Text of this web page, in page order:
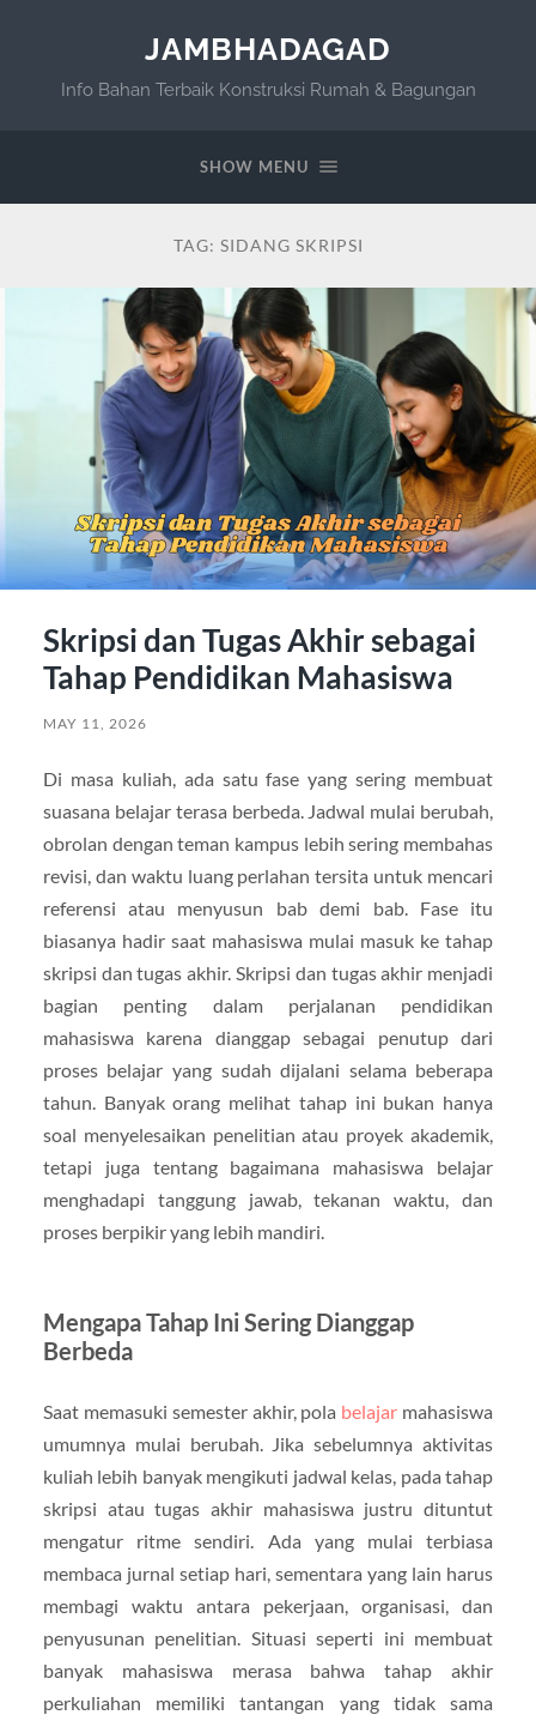
JAMBHADAGAD
Info Bahan Terbaik Konstruksi Rumah & Bagungan
SHOW MENU
TAG: SIDANG SKRIPSI
Skripsi dan Tugas Akhir sebagai
Tahap Pendidikan Mahasiswa
MAY 11, 2026
Di masa kuliah, ada satu fase yang sering membuat
suasana belajar terasa berbeda. Jadwal mulai berubah,
obrolan dengan teman kampus lebih sering membahas
revisi, dan waktu luang perlahan tersita untuk mencari
referensi atau menyusun bab demi bab. Fase itu
biasanya hadir saat mahasiswa mulai masuk ke tahap
skripsi dan tugas akhir. Skripsi dan tugas akhir menjadi
bagian penting dalam perjalanan pendidikan
mahasiswa karena dianggap sebagai penutup dari
proses belajar yang sudah dijalani selama beberapa
tahun. Banyak orang melihat tahap ini bukan hanya
soal menyelesaikan penelitian atau proyek akademik,
tetapi juga tentang bagaimana mahasiswa belajar
menghadapi tanggung jawab, tekanan waktu, dan
proses berpikir yang lebih mandiri.
Mengapa Tahap Ini Sering Dianggap
Berbeda
Saat memasuki semester akhir, pola belajar mahasiswa
umumnya mulai berubah. Jika sebelumnya aktivitas
kuliah lebih banyak mengikuti jadwal kelas, pada tahap
skripsi atau tugas akhir mahasiswa justru dituntut
mengatur ritme sendiri. Ada yang mulai terbiasa
membaca jurnal setiap hari, sementara yang lain harus
membagi waktu antara pekerjaan, organisasi, dan
penyusunan penelitian. Situasi seperti ini membuat
banyak mahasiswa merasa bahwa tahap akhir
perkuliahan memiliki tantangan yang tidak sama